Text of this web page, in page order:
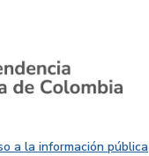
a la información pública